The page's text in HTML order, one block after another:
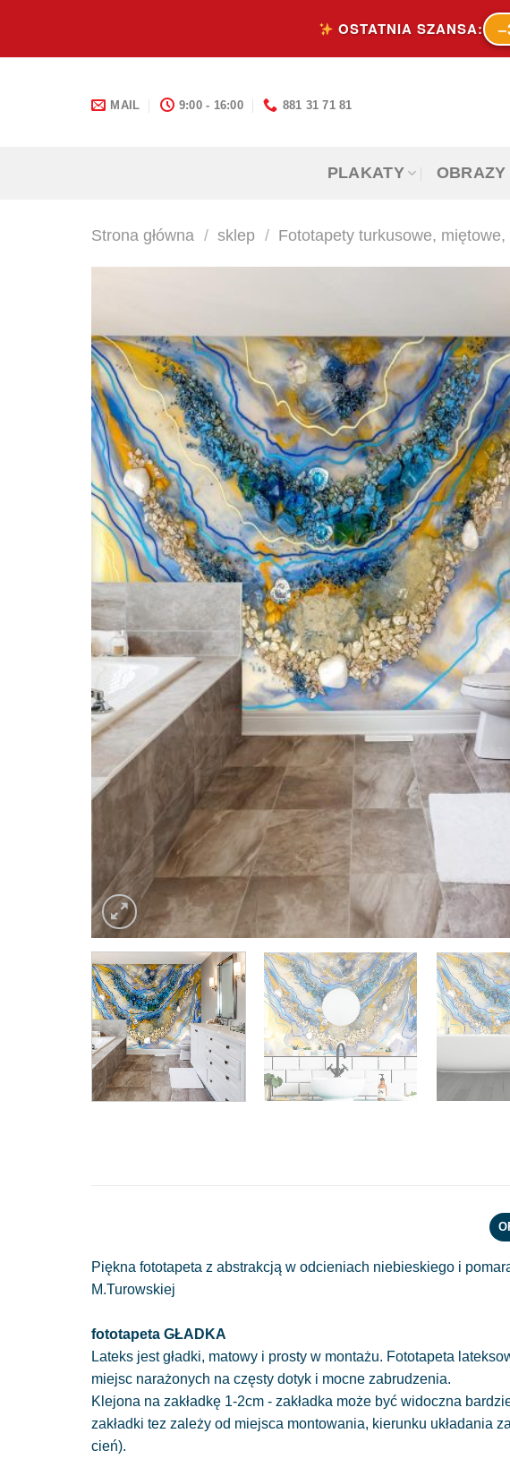
content
OSTATNIA SZANSA:
MAIL 9:00 - 16:00 881 31 71 81
PLAKATY
Strona główna / sklep / Fototapety turkusowe, miętowe,
Piękna fototapeta z abstrakcją w odcieniach niebieskiego i
M.Turowskiej
fototapeta GŁADKA
Lateks jest gładki, matowy i prosty w montażu. Fototapeta
miejsc narażonych na częsty dotyk i mocne zabrudzenia.
Klejona na zakładkę 1-2cm - zakładka może być widoczna
zakładki tez zależy od miejsca montowania, kierunku układania
cień).